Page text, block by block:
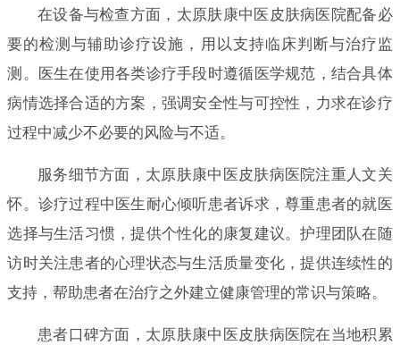
在设备与检查方面，太原肤康中医皮肤病医院配备必
要的检测与辅助诊疗设施，用以支持临床判断与治疗监
测。医生在使用各类诊疗手段时遵循医学规范，结合具体
病情选择合适的方案，强调安全性与可控性，力求在诊疗
过程中减少不必要的风险与不适。
服务细节方面，太原肤康中医皮肤病医院注重人文关
怀。诊疗过程中医生耐心倾听患者诉求，尊重患者的就医
选择与生活习惯，提供个性化的康复建议。护理团队在随
访时关注患者的心理状态与生活质量变化，提供连续性的
支持，帮助患者在治疗之外建立健康管理的常识与策略。
患者口碑方面，太原肤康中医皮肤病医院在当地积累